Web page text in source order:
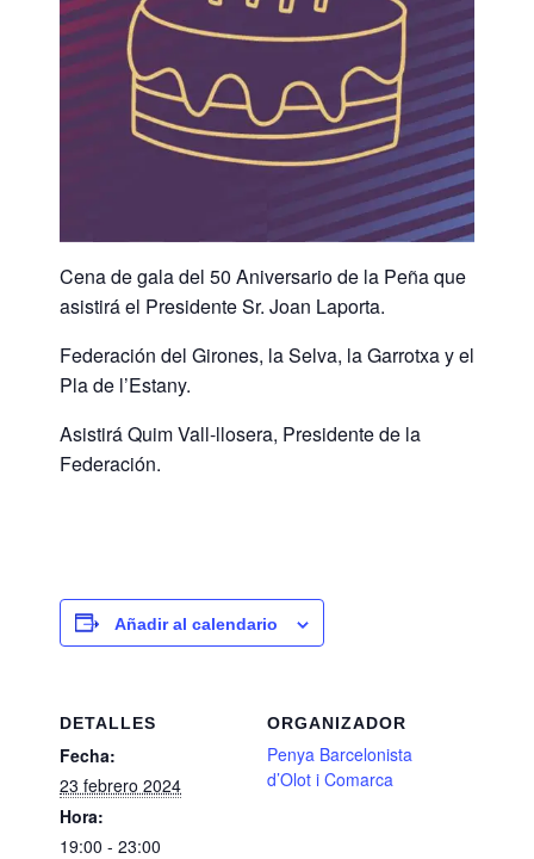
Cena de gala del 50 Aniversario de la Peña que
asistirá el Presidente Sr. Joan Laporta.
Federación del Girones, la Selva, la Garrotxa y el
Pla de l’Estany.
Asistirá Quim Vall-llosera, Presidente de la
Federación.
Añadir al calendario
DETALLES
Fecha:
23 febrero 2024
Hora:
19:00 - 23:00
ORGANIZADOR
Penya Barcelonista
d’Olot i Comarca